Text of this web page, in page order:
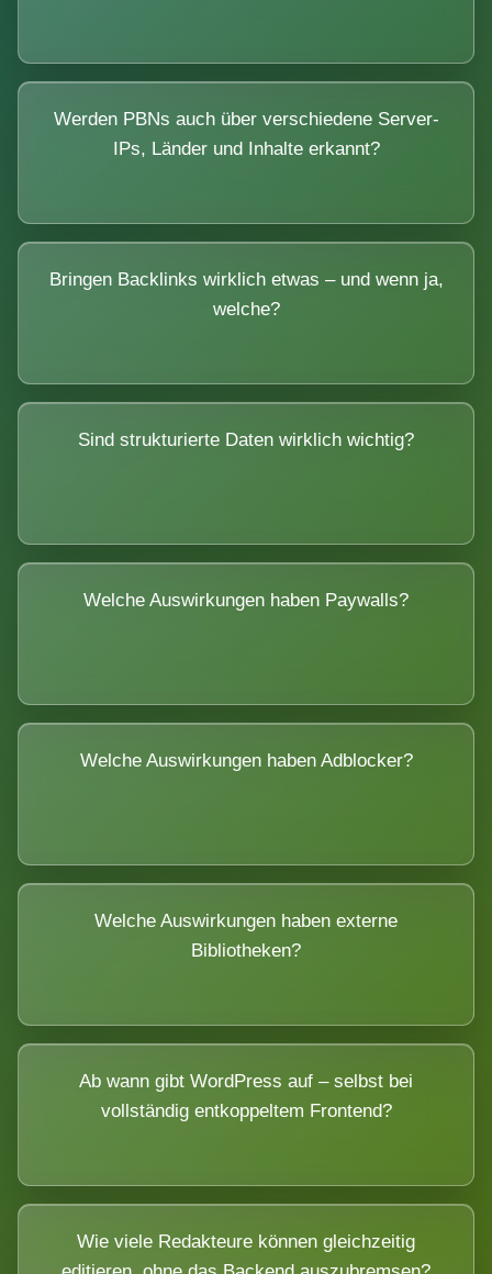
Werden PBNs auch über verschiedene Server-
IPs, Länder und Inhalte erkannt?
Bringen Backlinks wirklich etwas – und wenn ja,
welche?
Sind strukturierte Daten wirklich wichtig?
Welche Auswirkungen haben Paywalls?
Welche Auswirkungen haben Adblocker?
Welche Auswirkungen haben externe
Bibliotheken?
Ab wann gibt WordPress auf – selbst bei
vollständig entkoppeltem Frontend?
Wie viele Redakteure können gleichzeitig